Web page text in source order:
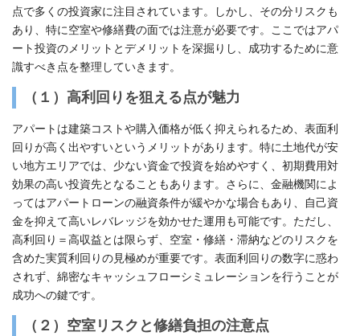
点で多くの投資家に注目されています。しかし、その分リスクも
あり、特に空室や修繕費の面では注意が必要です。ここではアパ
ート投資のメリットとデメリットを深掘りし、成功するために意
識すべき点を整理していきます。
（１）高利回りを狙える点が魅力
アパートは建築コストや購入価格が低く抑えられるため、表面利
回りが高く出やすいというメリットがあります。特に土地代が安
い地方エリアでは、少ない資金で投資を始めやすく、初期費用対
効果の高い投資先となることもあります。さらに、金融機関によ
ってはアパートローンの融資条件が緩やかな場合もあり、自己資
金を抑えて高いレバレッジを効かせた運用も可能です。ただし、
高利回り＝高収益とは限らず、空室・修繕・滞納などのリスクを
含めた実質利回りの見極めが重要です。表面利回りの数字に惑わ
されず、綿密なキャッシュフローシミュレーションを行うことが
成功への鍵です。
（２）空室リスクと修繕負担の注意点